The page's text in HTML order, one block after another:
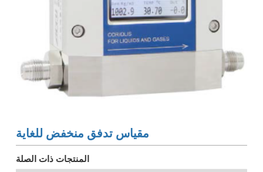
مقياس تدفق منخفض للغاية
المنتجات ذات الصلة